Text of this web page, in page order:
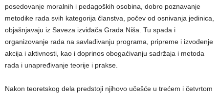
posedovanje moralnih i pedagoških osobina, dobro poznavanje
metodike rada svih kategorija članstva, počev od osnivanja jedinica,
objašnjavaju iz Saveza izviđača Grada Niša. Tu spada i
organizovanje rada na savlađivanju programa, pripreme i izvođenje
akcija i aktivnosti, kao i doprinos obogaćivanju sadržaja i metoda
rada i unapređivanje teorije i prakse.
Nakon teoretskog dela predstoji njihovo učešće u trećem i četvrtom